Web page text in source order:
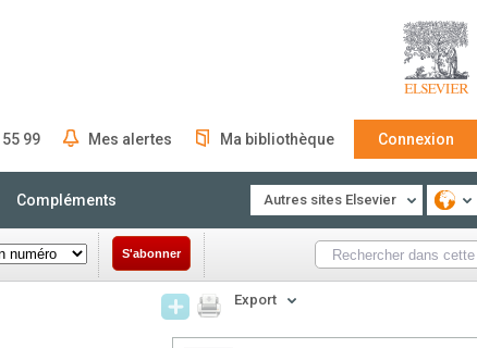
99 Mes alertes Ma bibliothèque Connexion
Compléments Autres sites Elsevier
S'abonner
Export